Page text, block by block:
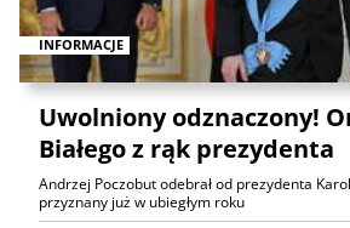
INFORMACJE
Uwolniony odznaczony!
Białego z rąk prezydenta
Andrzej Poczobut odebrał od prezydenta
przyznany już w ubiegłym roku